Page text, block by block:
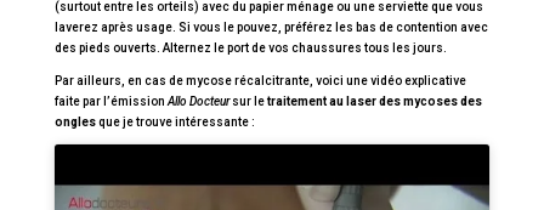
(surtout entre les orteils) avec du papier ménage ou une serviette que vous
laverez après usage. Si vous le pouvez, préférez les bas de contention avec
des pieds ouverts. Alternez le port de vos chaussures tous les jours.
Par ailleurs, en cas de mycose récalcitrante, voici une vidéo explicative
faite par l’émission Allo Docteursur letraitement au laser des mycoses des
onglesque je trouve intéressante :